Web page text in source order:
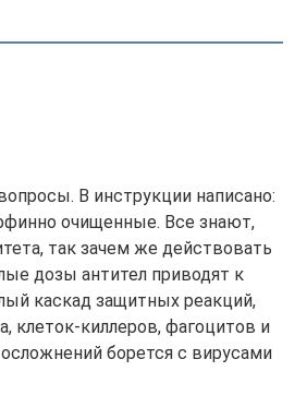
В инструкции написано:
очищенные. Все знают,
так зачем же действовать
дозы антител приводят к
каскад защитных реакций,
клеток-киллеров, фагоцитов и
борется с вирусами